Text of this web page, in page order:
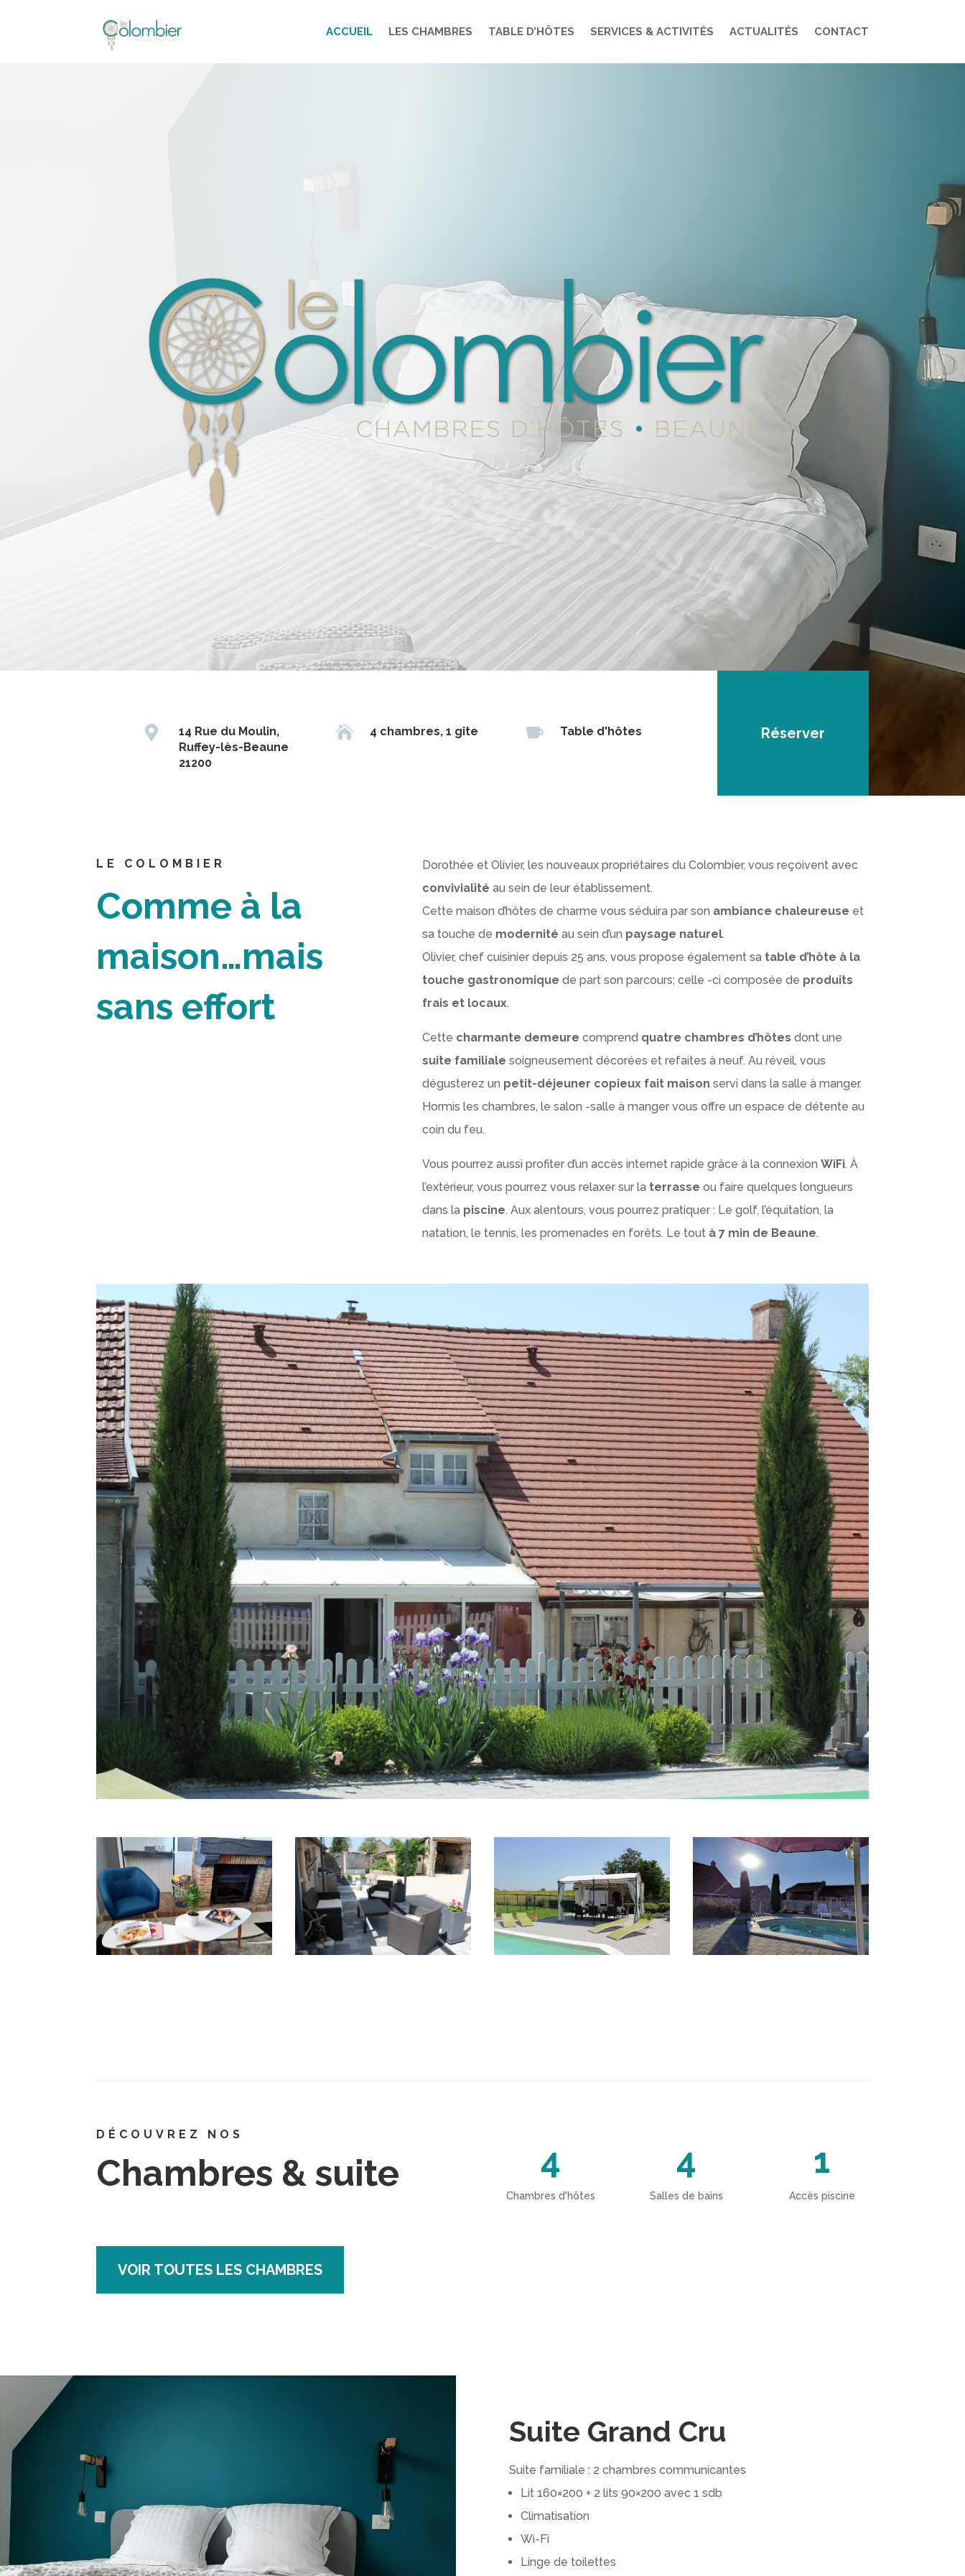
ACCUEIL LES CHAMBRES TABLE D’HÔTES SERVICES & ACTIVITÉS ACTUALITÉS CONTACT

14 Rue du Moulin,
Ruffey-lès-Beaune
21200
 4 chambres, 1 gîte  Table d'hôtes Réserver
LE COLOMBIER
Comme à la
maison…mais
sans effort
Dorothée et Olivier, les nouveaux propriétaires du Colombier, vous reçoivent avec
convivialité au sein de leur établissement.
Cette maison d’hôtes de charme vous séduira par son ambiance chaleureuse et
sa touche de modernité au sein d’un paysage naturel.
Olivier, chef cuisinier depuis 25 ans, vous propose également sa table d’hôte à la
touche gastronomique de part son parcours; celle -ci composée de produits
frais et locaux.
Cette charmante demeure comprend quatre chambres d’hôtes dont une
suite familiale soigneusement décorées et refaites à neuf. Au réveil, vous
dégusterez un petit-déjeuner copieux fait maison servi dans la salle à manger.
Hormis les chambres, le salon -salle à manger vous offre un espace de détente au
coin du feu.
Vous pourrez aussi profiter d’un accès internet rapide grâce à la connexionWiFi. À
l’extérieur, vous pourrez vous relaxer sur la terrasse ou faire quelques longueurs
dans la piscine. Aux alentours, vous pourrez pratiquer : Le golf, l’équitation, la
natation, le tennis, les promenades en forêts. Le tout à 7 min de Beaune.
DÉCOUVREZ NOS
Chambres & suite
VOIR TOUTES LES CHAMBRES
4
Chambres d'hôtes
4
Salles de bains
1
Accès piscine
Suite Grand Cru
Suite familiale : 2 chambres communicantes
Lit 160×200 + 2 lits 90×200 avec 1 sdb
Climatisation
Wi-Fi
Linge de toilettes